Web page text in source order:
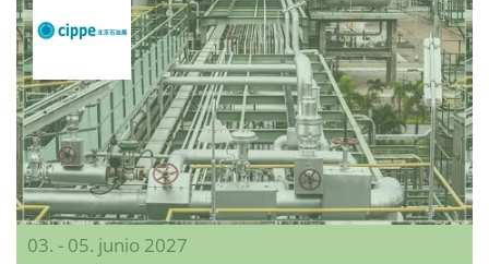
03. - 05. junio 2027